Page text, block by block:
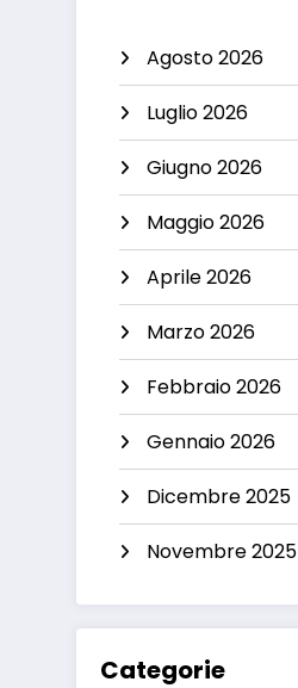
Agosto 2026
Luglio 2026
Giugno 2026
Maggio 2026
Aprile 2026
Marzo 2026
Febbraio 2026
Gennaio 2026
Dicembre 2025
Novembre 2025
Categorie